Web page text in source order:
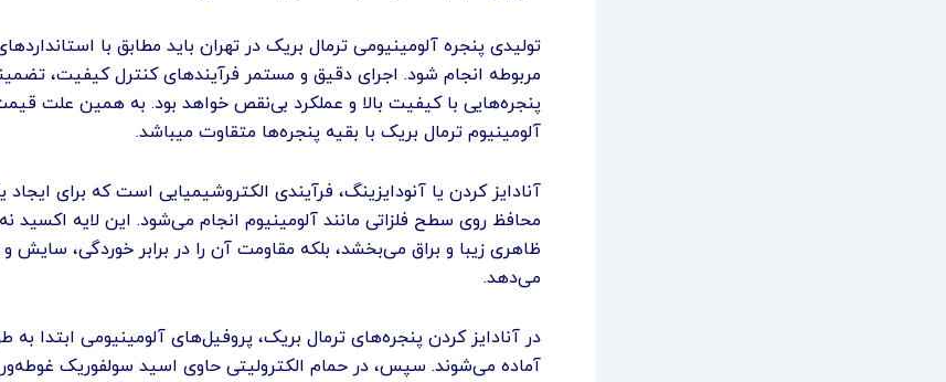
تولیدی پنجره آلومینیومی ترمال بریک در تهران باید مطابق با
مربوطه انجام شود. اجرای دقیق و مستمر فرآیندهای کنترل کیفیت،
پنجره‌هایی با کیفیت بالا و عملکرد بی‌نقص خواهد بود. به همین علت
آلومینیوم ترمال بریک با بقیه پنجره‌ها متقاوت میباشد.
آنادایز کردن یا آنودایزینگ، فرآیندی الکتروشیمیایی است که برای
محافظ روی سطح فلزاتی مانند آلومینیوم انجام می‌شود. این لایه اکسید نه
ظاهری زیبا و براق می‌بخشد، بلکه مقاومت آن را در برابر خوردگی، سایش
می‌دهد.
در آنادایز کردن پنجره‌های ترمال بریک، پروفیل‌های آلومینیومی ابتدا به
آماده می‌شوند. سپس، در حمام الکترولیتی حاوی اسید سولفوریک